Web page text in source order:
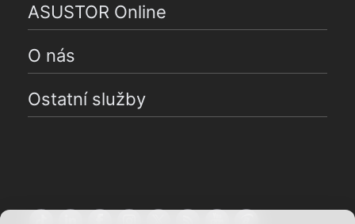
ASUSTOR Online
O nás
Ostatní služby